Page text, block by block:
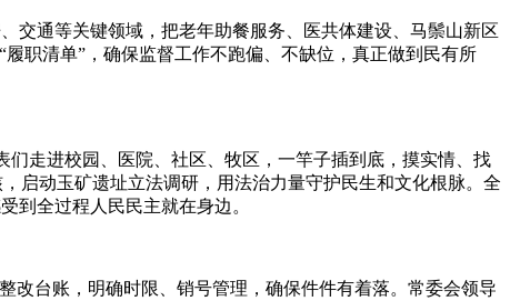
通等关键领域，把老年助餐服务、医共体建设、马鬃山新区
职清单”，确保监督工作不跑偏、不缺位，真正做到民有所
走进校园、医院、社区、牧区，一竿子插到底，摸实情、找
启动玉矿遗址立法调研，用法治力量守护民生和文化根脉。全
到全过程人民民主就在身边。
台账，明确时限、销号管理，确保件件有着落。常委会领导